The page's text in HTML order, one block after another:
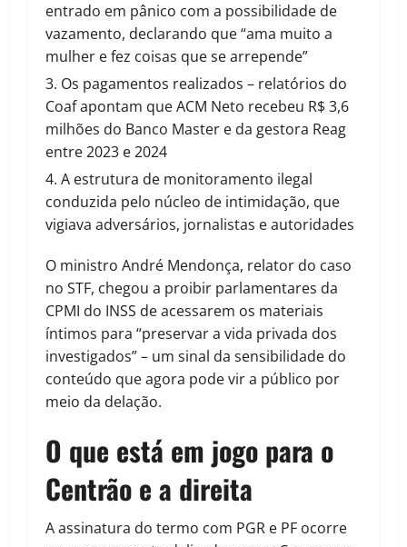
entrado em pânico com a possibilidade de
vazamento, declarando que “ama muito a
mulher e fez coisas que se arrepende”
Os pagamentos realizados – relatórios do
Coaf apontam que ACM Neto recebeu R$ 3,6
milhões do Banco Master e da gestora Reag
entre 2023 e 2024
A estrutura de monitoramento ilegal
conduzida pelo núcleo de intimidação, que
vigiava adversários, jornalistas e autoridades
O ministro André Mendonça, relator do caso
no STF, chegou a proibir parlamentares da
CPMI do INSS de acessarem os materiais
íntimos para “preservar a vida privada dos
investigados” – um sinal da sensibilidade do
conteúdo que agora pode vir a público por
meio da delação.
O que está em jogo para o
Centrão e a direita
A assinatura do termo com PGR e PF ocorre